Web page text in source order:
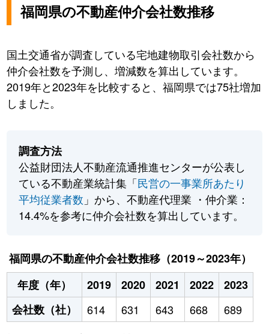
福岡県の不動産仲介会社数推移
国土交通省が調査している宅地建物取引会社数から
仲介会社数を予測し、増減数を算出しています。
2019年と2023年を比較すると、福岡県では75社増加
しました。
調査方法
公益財団法人不動産流通推進センターが公表し
ている不動産業統計集「民営の一事業所あたり
平均従業者数 」から、不動産代理業 ・仲介業：
14.4%を参考に仲介会社数を算出しています。
福岡県の不動産仲介会社数推移（2019～2023年）
年度（年）
2019 2020 2021 2022
2023
会社数（社）
614 631 643 668 689